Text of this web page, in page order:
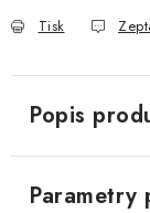
Tisk
Popis
Parametry